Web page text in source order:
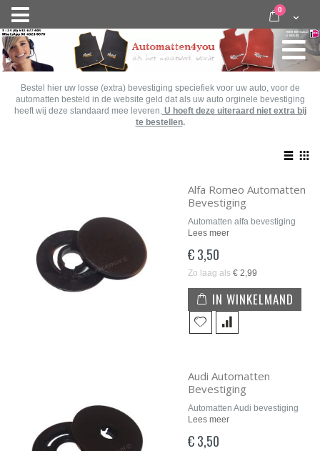
Nav
activeren
door
inhoud
Cart
0 items
Bestel hier uw losse (extra) bevestiging speciefiek voor uw auto, voor de
automatten besteld in de website geld dat als uw auto orginele bevestiging
heeft wij deze standaard mee leveren.U hoeft deze uiteraard niet extra bij
te bestellen.
Alfa Romeo Automatten
Bevestiging
Automatten alfa bevestiging
Lees meer
€ 3,50
Zo laag als € 2,99
IN WINKELMAND
Audi Automatten
Bevestiging
Automatten Audi bevestiging
Lees meer
€ 3,50